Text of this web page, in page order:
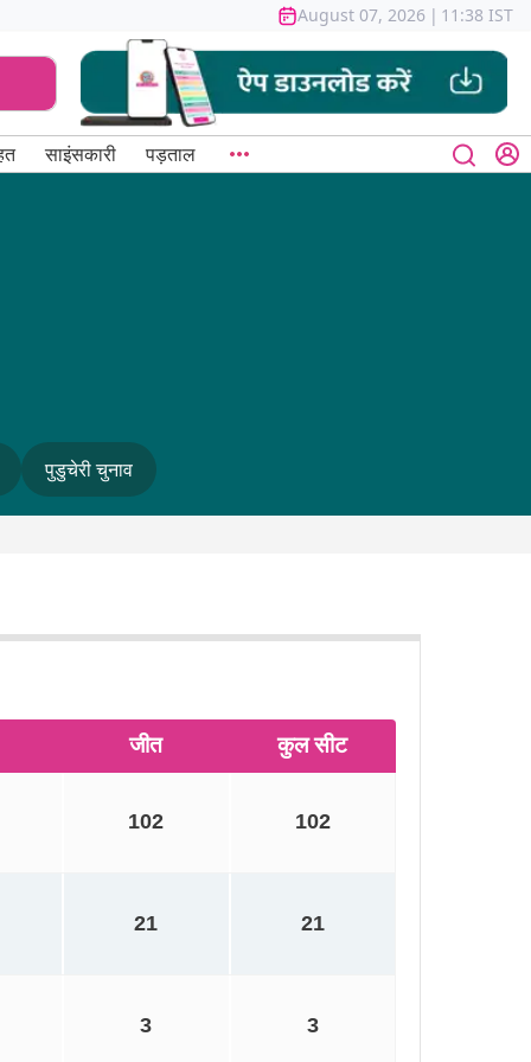
August 07, 2026 | 11:38 IST
साइंसकारी पड़ताल
पुडुचेरी चुनाव